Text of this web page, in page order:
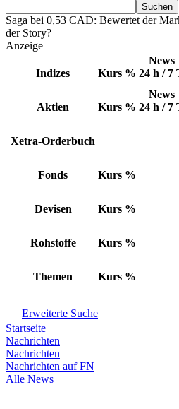
Saga bei 0,53 CAD: Bewertet der
der Story?
Anzeige
Indizes Kurs %
News
24 h / 7
Aktien Kurs %
News
24 h / 7
Xetra-Orderbuch
Fonds Kurs %
Devisen Kurs %
Rohstoffe Kurs %
Themen Kurs %
Erweiterte Suche
Startseite
Nachrichten
Nachrichten
Nachrichten auf FN
Alle News